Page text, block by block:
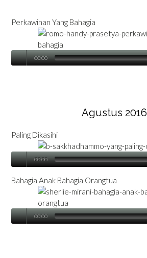
Perkawinan Yang Bahagia
00:00
Agustus 2016
Paling Dikasihi
00:00
Bahagia Anak Bahagia Orangtua
00:00